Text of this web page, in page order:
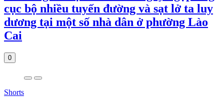
cục bộ nhiều tuyến đường và sạt lở ta luy
dương tại một số nhà dân ở phường Lào
Cai
0
Shorts